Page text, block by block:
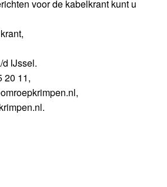
voor de kabelkrant kunt u
IJssel.
20 11,